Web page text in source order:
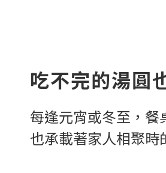
吃不完的湯圓
每逢元宵或冬至，
也承載著家人相聚時